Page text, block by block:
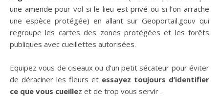
une amende pour vol si le lieu est privé ou si l’on arrache
une espèce protégée) en allant sur Geoportail.gouv qui
regroupe les cartes des zones protégées et les forêts
publiques avec cueillettes autorisées.
Equipez vous de ciseaux ou d’un petit sécateur pour éviter
de déraciner les fleurs et essayez toujours d’identifier
ce que vous cueillez et de trop vous servir .